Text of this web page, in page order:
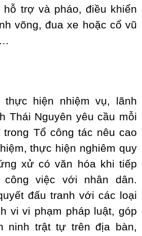
hỗ trợ và pháo, điều khiển
võng, đua xe hoặc cổ vũ
thực hiện nhiệm vụ, lãnh
Thái Nguyên yêu cầu mỗi
Tổ công tác nêu cao
thực hiện nghiêm quy
xử có văn hóa khi tiếp
việc với nhân dân.
đấu tranh với các loại
vi vi phạm pháp luật, góp
ninh trật tự trên địa bàn,